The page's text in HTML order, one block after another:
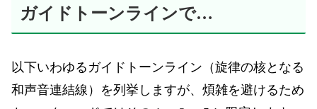
ガイドトーンラインで…
以下いわゆるガイドトーンライン（旋律の核となる
和声音連結線）を列挙しますが、煩雑を避けるため